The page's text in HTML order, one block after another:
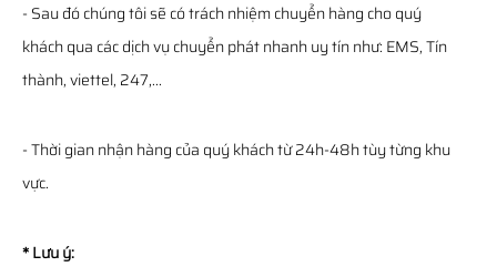
- Sau đó chúng tôi sẽ có trách nhiệm chuyển hàng cho quý
khách qua các dịch vụ chuyển phát nhanh uy tín như: EMS, Tín
thành, viettel, 247,...
- Thời gian nhận hàng của quý khách từ 24h-48h tùy từng khu
vực.
* Lưu ý: